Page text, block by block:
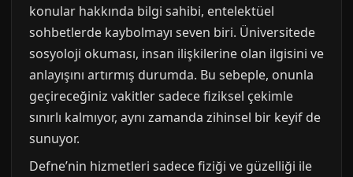
konular hakkında bilgi sahibi, entelektüel
sohbetlerde kaybolmayı seven biri. Üniversitede
sosyoloji okuması, insan ilişkilerine olan ilgisini ve
anlayışını artırmış durumda. Bu sebeple, onunla
geçireceğiniz vakitler sadece fiziksel çekimle
sınırlı kalmıyor, aynı zamanda zihinsel bir keyif de
sunuyor.
Defne’nin hizmetleri sadece fiziği ve güzelliği ile